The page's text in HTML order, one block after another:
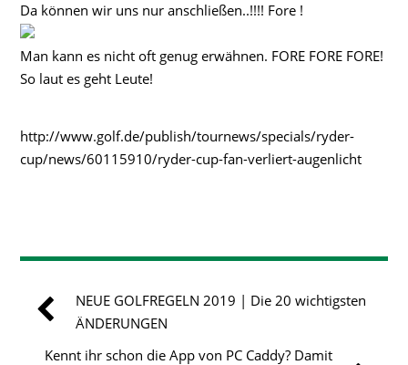
Da können wir uns nur anschließen..!!!! Fore !
Man kann es nicht oft genug erwähnen. FORE FORE FORE!
So laut es geht Leute!
http://www.golf.de/publish/tournews/specials/ryder-
cup/news/60115910/ryder-cup-fan-verliert-augenlicht
NEUE GOLFREGELN 2019 | Die 20 wichtigsten
ÄNDERUNGEN
Kennt ihr schon die App von PC Caddy? Damit